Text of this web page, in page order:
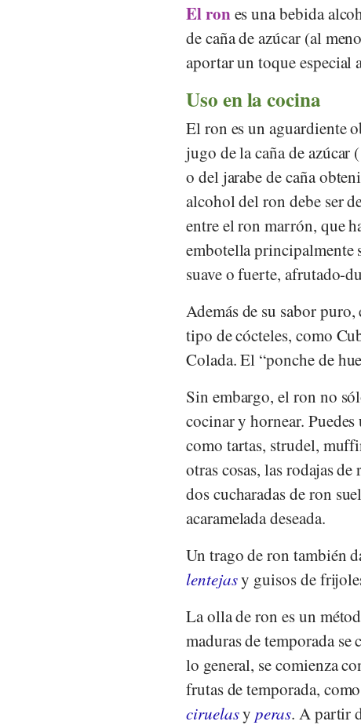
El rones una bebida
de caña de azúcar (al
aportar un toque especial
Uso en la cocina
El ron es un aguardiente
jugo de la caña de azúcar
o del jarabe de caña
alcohol del ron debe ser
entre el ron marrón, que
embotella principalmente
suave o fuerte, afrutado-
Además de su sabor
tipo de cócteles, como
Colada. El “ponche de
Sin embargo, el ron no
cocinar y hornear.
como tartas, strudel,
otras cosas, las rodajas
dos cucharadas de ron
acaramelada deseada.
Un trago de ron también
lentejasy guisos de
La olla de ron es un
maduras de temporada
lo general, se comienza
frutas de temporada, como
ciruelasyperas. A partir